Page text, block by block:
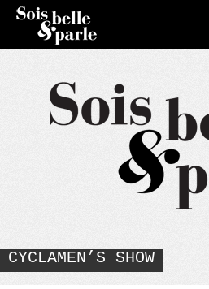
Skip
content
CYCLAMEN’S SHOW